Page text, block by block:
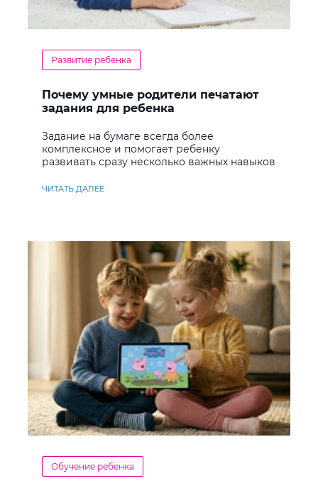
Развитие ребенка
Почему умные родители печатают
задания для ребенка
Задание на бумаге всегда более
комплексное и помогает ребенку
развивать сразу несколько важных навыков
ЧИТАТЬ ДАЛЕЕ
Обучение ребенка